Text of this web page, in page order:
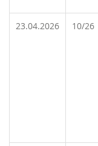
23.04.2026 10/26